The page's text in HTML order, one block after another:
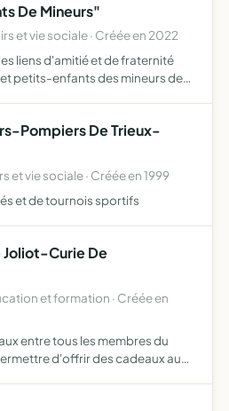
De Mineurs"
et vie sociale · Créée en 2022
liens d'amitié et de fraternité
petits-enfants des mineurs de
Pompiers De Trieux-
et vie sociale · Créée en 1999
et de tournois sportifs
Joliot-Curie De
et formation · Créée en
entre tous les membres du
d'offrir des cadeaux aux